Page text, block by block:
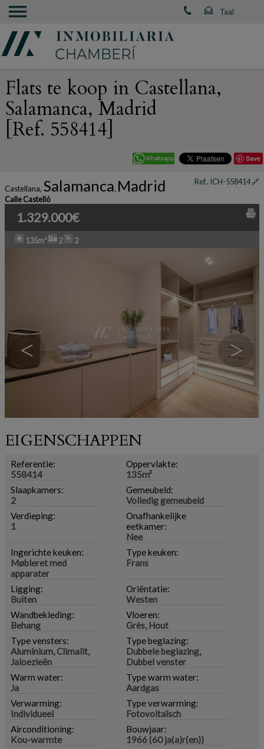
Flats te koop in Castellana,
Salamanca, Madrid
[Ref. 558414]
Save
Ref.. ICH-558414🔗
Castellana, Salamanca, Madrid
Calle Castelló
1.329.000€
135m² 2 2
< >
EIGENSCHAPPEN
Referentie:
558414
Oppervlakte:
135m²
Slaapkamers:
2
Gemeubeld:
Volledig gemeubeld
Verdieping:
1
Onafhankelijke
eetkamer:
Nee
Ingerichte keuken:
Møbleret med
apparater
Type keuken:
Frans
Ligging:
Buiten
Oriëntatie:
Westen
Wandbekleding:
Behang
Vloeren:
Grès, Hout
Type vensters:
Aluminium, Climalit,
Jaloezieën
Type beglazing:
Dubbele beglazing,
Dubbel venster
Warm water:
Ja
Type warm water:
Aardgas
Verwarming:
Individueel
Type verwarming:
Fotovoltaïsch
Airconditioning:
Kou-warmte
Bouwjaar:
1966 (60 ja(a)r(en))